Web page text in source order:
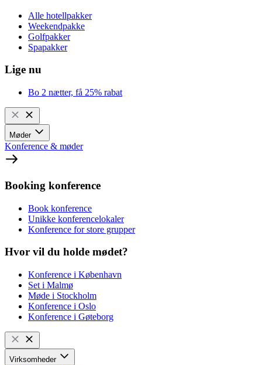
Alle hotellpakker
Weekendpakke
Golfpakker
Spapakker
Lige nu
Bo 2 nætter, få 25% rabat
Møder
Konference & møder
Booking konference
Book konference
Unikke konferencelokaler
Konference for store grupper
Hvor vil du holde mødet?
Konference i København
Set i Malmø
Møde i Stockholm
Konference i Oslo
Konference i Gøteborg
Virksomheder